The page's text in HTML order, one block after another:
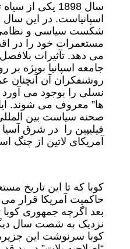
سال 1898 یکی از
اسپانیاست. در این سال
شکست سیاسی و
مستعمرات خود را در
می دهد. تآثیرات
جامعه اسپانیا بویژه
روشنفکران آن آنچنان
نسلی را بوجود می
ها” معروف می شوند.
صحنه سیاست بین
فیلیپین را در شرق آسیا
آمریکای لاتین از چنگ
کوبا که تا این تاریخ
حاکمیت آمریکا قرار
بعد اگرچه جمهوری
نزدیک به شصت سال
کوبا سرنوشت این